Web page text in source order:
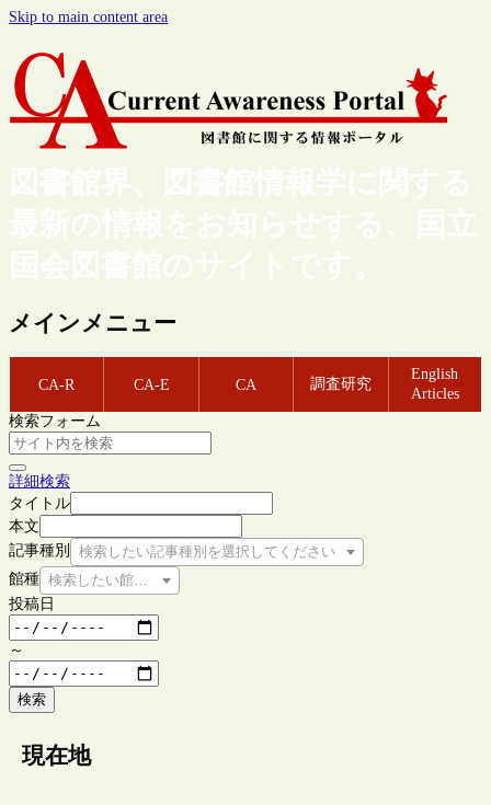
Skip to main content area
図書館界、図書館情報学に関する
最新の情報をお知らせする、国立
国会図書館のサイトです。
メインメニュー
CA-R CA-E CA 調査研究
English
Articles
検索フォーム
詳細検索
タイトル
本文
記事種別
検索したい記事種別を選択してください
館種 検索したい館種を選択してください
投稿日
～
検索
現在地